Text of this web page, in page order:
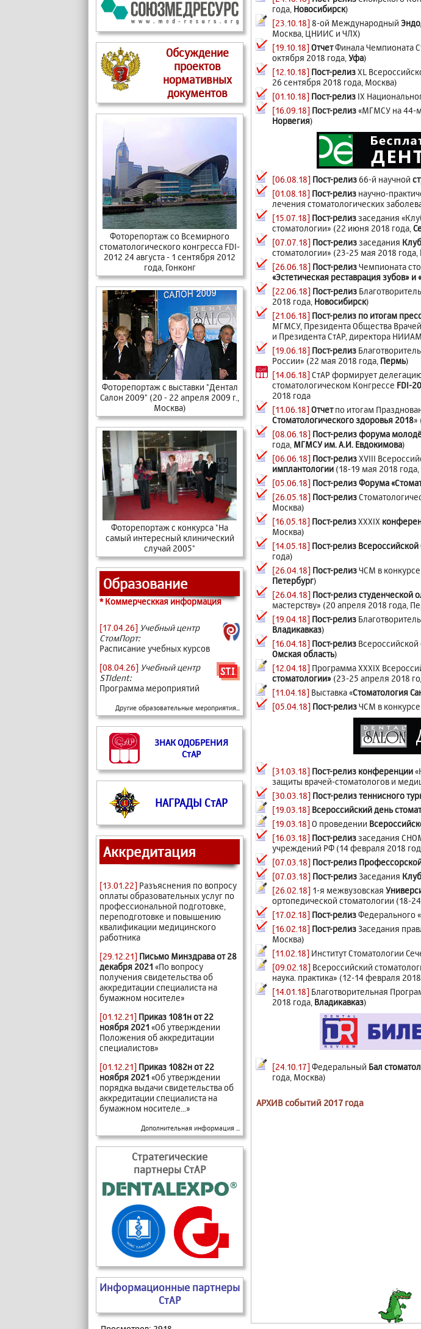
Обсуждение
проектов
нормативных
документов
Фоторепортаж cо Всемирного
стоматологического конгресса FDI-
2012 24 августа - 1 сентября 2012
года, Гонконг
Фоторепортаж с выставки "Дентал
Салон 2009" (20 - 22 апреля 2009 г.,
Москва)
Фоторепортаж с конкурса "На
самый интересный клинический
случай 2005"
Образование
* Коммерческкая информация
[17.04.26] Учебный центр
СтомПорт:
Расписание учебных курсов
[08.04.26] Учебный центр
STIdent:
Программа мероприятий
Другие образовательные мероприятия...
ЗНАК ОДОБРЕНИЯ
СтАР
НАГРАДЫ СтАР
Аккредитация
[13.01.22] Разъяснения по вопросу
оплаты образовательных услуг по
профессиональной подготовке,
переподготовке и повышению
квалификации медицинского
работника
[29.12.21] Письмо Минздрава от 28
декабря 2021 «По вопросу
получения свидетельства об
аккредитации специалиста на
бумажном носителе»
[01.12.21] Приказ 1081н от 22
ноября 2021 «Об утверждении
Положения об аккредитации
специалистов»
[01.12.21] Приказ 1082н от 22
ноября 2021 «Об утверждении
порядка выдачи свидетельства об
аккредитации специалиста на
бумажном носителе...»
Дополнительная информация ...
Стратегические
партнеры СтАР
Информационные партнеры
СтАР
года, Новосибирск)
[23.10.18]8-ой Международный
Москва, ЦНИИС и ЧЛХ)
[19.10.18]ОтчетФинала Чемпионата
октября 2018 года, Уфа)
[12.10.18] Пост-релизXL
26 сентября 2018 года, Москва)
[01.10.18] Пост-релиз IX
[16.09.18] Пост-релиз «МГМСУ на 44-
Норвегия)
[06.08.18] Пост-релиз66-й научной
[01.08.18] Пост-релиз научно-
лечения стоматологических
[15.07.18] Пост-релиззаседания
стоматологии» (22 июня 2018 года,
[07.07.18] Пост-релиззаседания
стоматологии» (23-25 мая 2018 года,
[26.06.18] Пост-релизЧемпионата
«Эстетическая реставрация зубов»
[22.06.18] Пост-релиз
2018 года, Новосибирск)
[21.06.18] Пост-релиз по итогам
МГМСУ, Президента Общества
и Президента СтАР, директора
[19.06.18] Пост-релиз
России» (22 мая 2018 года, Пермь)
[14.06.18]СтАР формирует
стоматологическом Конгрессе FDI-
2018 года
[11.06.18]Отчетпо итогам
Стоматологического здоровья 2018»
[08.06.18] Пост-релиз форума
года, МГМСУ им. А.И. Евдокимова)
[06.06.18] Пост-релизXVIII
имплантологии (18-19 мая 2018 года,
[05.06.18] Пост-релиз Форума
[26.05.18] Пост-релиз
Москва)
[16.05.18] Пост-релизXXXIХ
Москва)
[14.05.18] Пост-релиз
года)
[26.04.18] Пост-релизЧСМ в конкурсе
Петербург)
[26.04.18] Пост-релиз студенческой
мастерству» (20 апреля 2018 года,
[19.04.18] Пост-релиз
Владикавказ)
[16.04.18] Пост-релиз Всероссийской
Омская область)
[12.04.18] Программа XXXIX
стоматологии» (23-25 апреля 2018
[11.04.18] Выставка «Стоматология
[05.04.18] Пост-релизЧСМ в конкурсе
[31.03.18] Пост-релиз конференции
защиты врачей-стоматологов и
[30.03.18] Пост-релиз теннисного
[19.03.18] Всероссийский день
[19.03.18]О проведении
[16.03.18] Пост-релиззаседания
учреждений РФ (14 февраля 2018
[07.03.18] Пост-релиз
[07.03.18] Пост-релиз Заседания
[26.02.18] 1-я межвузовская
ортопедической стоматологии (18-
[17.02.18] Пост-релизФедерального «
[16.02.18] Пост-релиз Заседания
Москва)
[11.02.18] Институт Стоматологии
[09.02.18] Всероссийский
наука. практика» (12-14 февраля
[14.01.18] Благотворительная
2018 года, Владикавказ)
[24.10.17]Федеральный Бал
года, Москва)
АРХИВ событий 2017 года